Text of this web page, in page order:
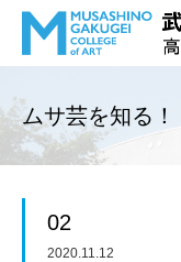
ムサ芸を知る！
02
2020.11.12